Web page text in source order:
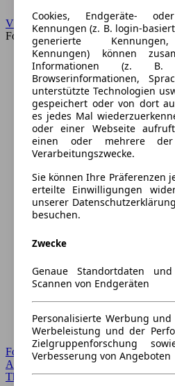
VW
Forum
Forum Startseite
Alle Auto-Foren
Themen-Forum
Cookies, Endgeräte-
Kennungen (z. B. login-
generierte
Kennungen) können
Informationen (z. B.
Browserinformationen,
unterstützte Technologien
gespeichert oder von dort
es jedes Mal
oder einer Webseite
einen oder mehrere
Verarbeitungszwecke.
Sie können Ihre Präferenzen
erteilte Einwilligungen
unserer
besuchen.
Zwecke
Genaue Standortdaten
Scannen von Endgeräten
Personalisierte Werbung
Werbeleistung und der
Zielgruppenforschung
Verbesserung von Angeboten